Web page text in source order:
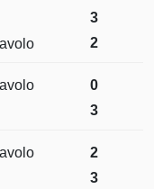
3
2
0
3
2
3